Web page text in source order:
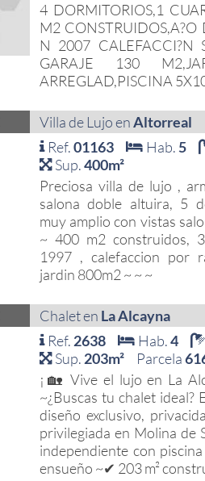
4 DORMITORIOS,1
M2 CONSTRUIDOS,A?O
N 2007 CALEFACCI?N
GARAJE 130
ARREGLAD,PISCINA
Villa de Lujo enAltorreal
Ref.01163 Hab. 5
Sup.400m²
Preciosa villa de lujo ,
salona doble altuira, 5
muy amplio con vistas
~ 400 m2 construidos,
1997 , calefaccion por
jardin 800m2 ~ ~ ~
Chalet en La Alcayna
Ref. 2638 Hab.4
Sup. 203m² Parcela
¡🏡 Vive el lujo en La
~¿Buscas tu chalet ideal?
diseño exclusivo,
privilegiada en Molina de
independiente con
ensueño ~✔ 203 m²